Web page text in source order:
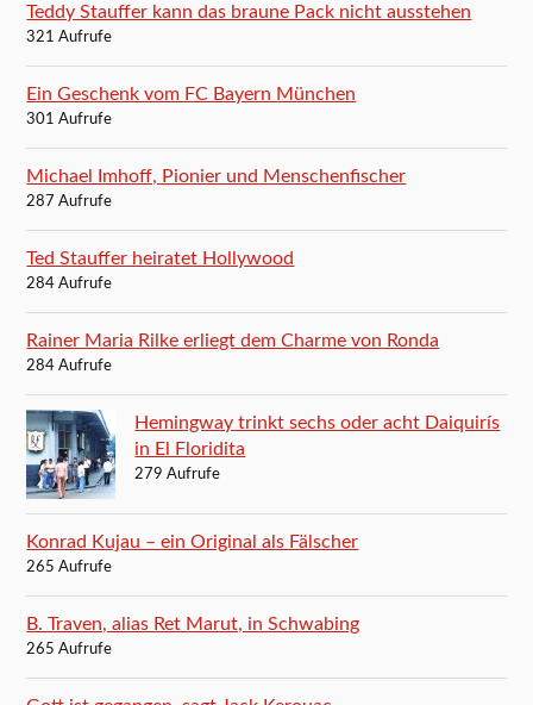
Teddy Stauffer kann das braune Pack nicht ausstehen
321 Aufrufe
Ein Geschenk vom FC Bayern München
301 Aufrufe
Michael Imhoff, Pionier und Menschenfischer
287 Aufrufe
Ted Stauffer heiratet Hollywood
284 Aufrufe
Rainer Maria Rilke erliegt dem Charme von Ronda
284 Aufrufe
Hemingway trinkt sechs oder acht Daiquirís
in El Floridita
279 Aufrufe
Konrad Kujau – ein Original als Fälscher
265 Aufrufe
B. Traven, alias Ret Marut, in Schwabing
265 Aufrufe